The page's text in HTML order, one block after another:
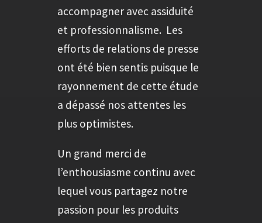
accompagner avec assiduité
et professionnalisme. Les
efforts de relations de presse
ont été bien sentis puisque le
rayonnement de cette étude
a dépassé nos attentes les
plus optimistes.
Un grand merci de
l’enthousiasme continu avec
lequel vous partagez notre
passion pour les produits